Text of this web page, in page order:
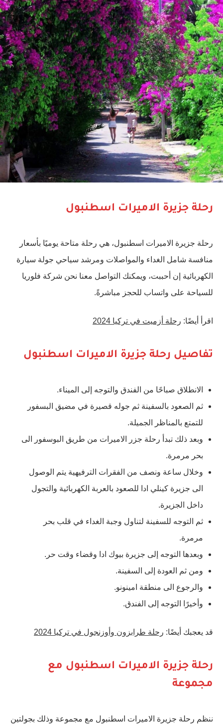
رحلة جزيرة الاميرات اسطنبول
رحلة جزيرة الاميرات اسطنبول، هي رحلة متاحة يوميًا بأسعار
منافسة شامل الغداء والمواصلات ومرشد سياحي جولة سيارة
الكهربائية إن أحببت، ويمكنك التواصل معنا نحن شركة فلوريا
للسياحة على واتساب للحجز مباشرةً.
اقرأ أيضًا: رحلة أزميت في تركيا 2024
تفاصيل رحلة جزيرة الاميرات اسطنبول
الانطلاق صباحًا من الفندق والتوجه إلى الميناء.
ثم الصعود بالسفينة ثم جوله قصيرة في مضيق البسفور
للتمتع بالمناظر الجميلة.
وبعد ذلك تبدأ رحلة جزر الاميرات من طريق البوسفور الى
بحر مرمرة.
وخلال ساعة ونصف من الفقرات الترفيهية يتم الوصول
الى جزيرة كينلي ادا للصعود بالعربة الكهربائية والتجول
داخل الجزيرة.
ثم التوجه للسفينة لتناول وجبة الغداء في قلب بحر
مرمرة.
وبعدها التوجه إلى جزيرة بيوك ادا وقضاء وقت حر.
ومن ثم العودة إلى السفينة.
والرجوع الى منطقة امينونو.
وأخيرًا التوجه إلى الفندق.
قد يعجبك أيضًا: رحلة طرابزون وأوزنجول في تركيا 2024
رحلة جزيرة الاميرات اسطنبول مع
مجموعة
ننظم رحلة جزيرة الاميرات اسطنبول مع مجموعة وذلك بجولتين